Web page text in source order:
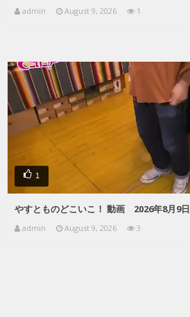
admin August 9, 2026 1
1
やすとものどこいこ！ 動画 2026年8月9日
admin August 9, 2026 3